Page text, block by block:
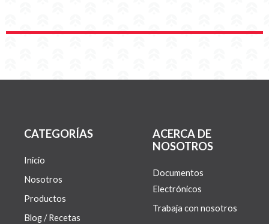
CATEGORÍAS
Inicio
Nosotros
Productos
Blog / Recetas
ACERCA DE
NOSOTROS
Documentos
Electrónicos
Trabaja con nosotros